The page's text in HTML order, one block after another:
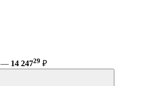
— 14 24729 ₽